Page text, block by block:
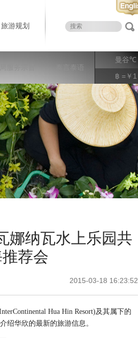
旅游规划
曼谷℃
฿ =￥1
娜纳瓦水上乐园共
荐会
2015-03-18 16:23:52
Hua Hin Resort)及其属下的
绍华欣的最新的旅游信息。